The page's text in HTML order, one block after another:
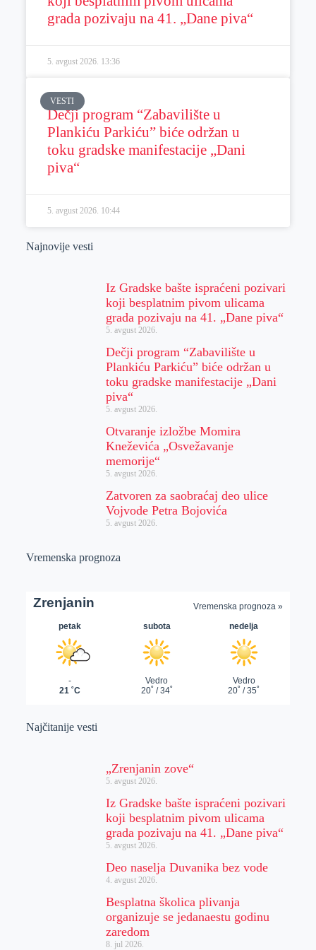
grada pozivaju na 41. „Dane piva“
5. avgust 2026. 13:36
VESTI
Dečji program “Zabavilište u
Plankiću Parkiću” biće održan u
toku gradske manifestacije „Dani
piva“
5. avgust 2026. 10:44
Najnovije vesti
Iz Gradske bašte ispraćeni pozivari
koji besplatnim pivom ulicama
grada pozivaju na 41. „Dane piva“
5. avgust 2026.
Dečji program “Zabavilište u
Plankiću Parkiću” biće održan u
toku gradske manifestacije „Dani
piva“
5. avgust 2026.
Otvaranje izložbe Momira
Kneževića „Osvežavanje
memorije“
5. avgust 2026.
Zatvoren za saobraćaj deo ulice
Vojvode Petra Bojovića
5. avgust 2026.
Vremenska prognoza
Najčitanije vesti
„Zrenjanin zove“
5. avgust 2026.
Iz Gradske bašte ispraćeni pozivari
koji besplatnim pivom ulicama
grada pozivaju na 41. „Dane piva“
5. avgust 2026.
Deo naselja Duvanika bez vode
4. avgust 2026.
Besplatna školica plivanja
organizuje se jedanaestu godinu
zaredom
8. jul 2026.